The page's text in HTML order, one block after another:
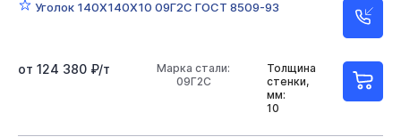
Уголок 140Х140Х10 09Г2С ГОСТ 8509-93
Толщина
стенки,
мм:
10
Марка стали:
09Г2С
от 124 380 ₽/т